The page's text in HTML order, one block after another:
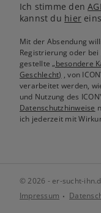
Ich stimme den
kannst du hier
Mit der Absendung
Registrierung oder
gestellte„besondere
Geschlecht) , von
verarbeitet werden,
und Nutzung des
Datenschutzhinweise
ich jederzeit mit
© 2026 - er-sucht-
Impressum